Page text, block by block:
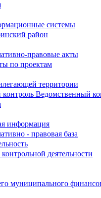
системы
район
правовые акты
по проектам
территории
Ведомственный
информация
- правовая база
деятельности
муниципального